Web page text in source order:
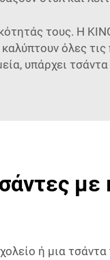
τους. Η
όλες
υπάρχει
με
ή μια